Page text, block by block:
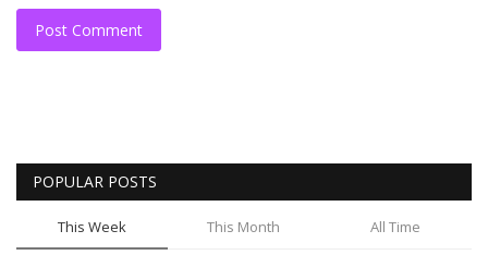
Post Comment
POPULAR POSTS
This Week This Month All Time